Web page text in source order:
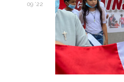
09 '22